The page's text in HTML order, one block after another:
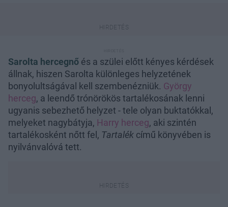
Sarolta hercegnő és a szülei előtt kényes kérdések
állnak, hiszen Sarolta különleges helyzetének
bonyolultságával kell szembenézniük. György
herceg, a leendő trónörökös tartalékosának lenni
ugyanis sebezhető helyzet - tele olyan buktatókkal,
melyeket nagybátyja, Harry herceg, aki szintén
tartalékosként nőtt fel, Tartalék című könyvében is
nyilvánvalóvá tett.